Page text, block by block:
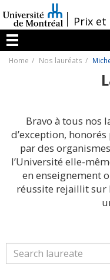
au
contenu
/Prix
Menu
Home Nos lauréats
Bravo à tous nos
d’exception,
par des
l’Université elle-
en enseignement
réussite rejaillit sur